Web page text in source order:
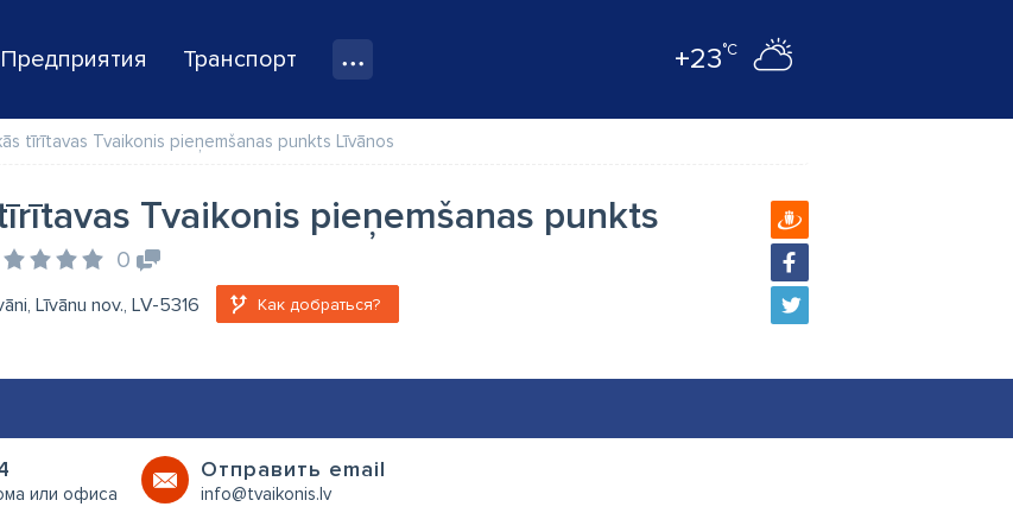
Предприятия Транспорт +23°C
tīrītavas Tvaikonis pieņemšanas punkts Līvānos
Tvaikonis pieņemšanas punkts
0
Līvānu nov., LV-5316 Как добраться?
или офиса
Oтправить email
info@tvaikonis.lv